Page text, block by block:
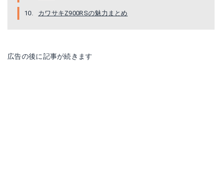
カワサキZ900RSの魅力まとめ
広告の後に記事が続きます